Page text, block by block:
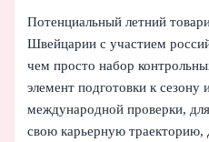
Потенциальный летний
Швейцарии с участием
чем просто набор
элемент подготовки к сезону
международной проверки,
свою карьерную